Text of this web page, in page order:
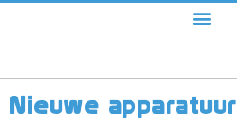
Nieuwe apparatuur